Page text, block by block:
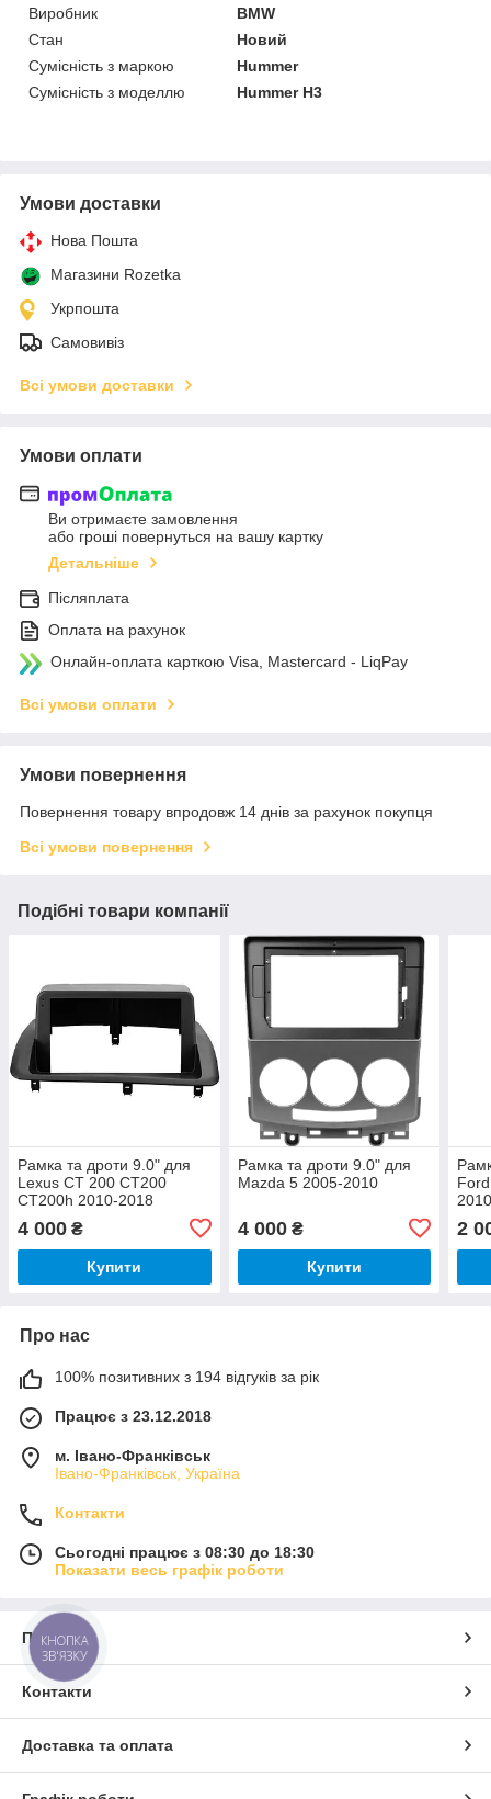
Виробник
BMW
Стан
Новий
Сумісність з маркою
Hummer
Сумісність з моделлю
Hummer H3
Умови доставки
Нова Пошта
Магазини Rozetka
Укрпошта
Самовивіз
Всі умови доставки
Умови оплати
Ви отримаєте замовлення
або гроші повернуться на вашу картку
Детальніше
Післяплата
Оплата на рахунок
Онлайн-оплата карткою Visa, Mastercard - LiqPay
Всі умови оплати
Умови повернення
Повернення товару впродовж 14 днів за рахунок покупця
Всі умови повернення
Подібні товари компанії
Рамка та дроти 9.0" для
Lexus CT 200 CT200
CT200h 2010-2018
4 000 ₴
Купити
Рамка та дроти 9.0" для
Mazda 5 2005-2010
4 000₴
Купити
2
Про нас
100% позитивних з 194 відгуків за рік
Працює з 23.12.2018
м. Івано-Франківськ
Івано-Франківськ, Україна
Контакти
Сьогодні працює з 08:30 до 18:30
Показати весь графік роботи
Про нас
Контакти
Доставка та оплата
КНОПКА
ЗВ'ЯЗКУ